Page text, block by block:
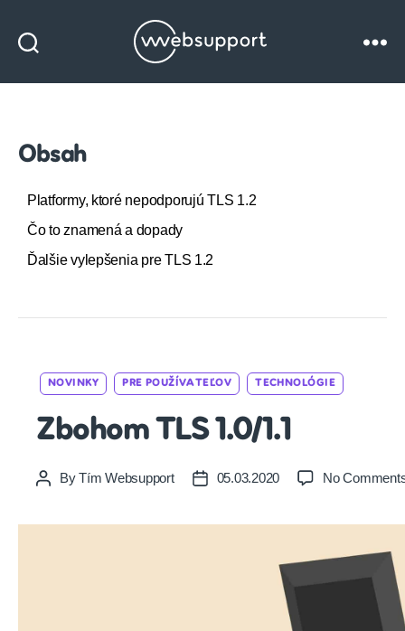
Websupport
Obsah
Platformy, ktoré nepodporujú TLS 1.2
Čo to znamená a dopady
Ďalšie vylepšenia pre TLS 1.2
NOVINKY PRE POUŽÍVATEĽOV TECHNOLÓGIE
Zbohom TLS 1.0/1.1
PostByTím Websupport
Post05.03.2020 No